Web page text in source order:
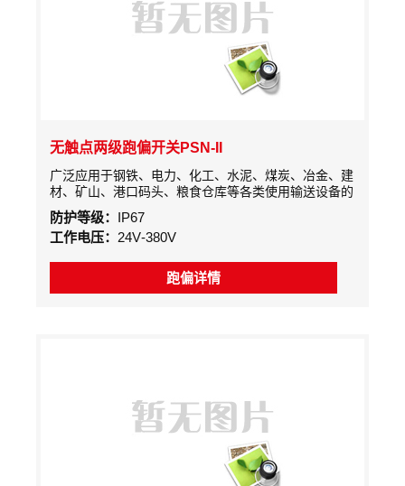
无触点两级跑偏开关PSN-II
广泛应用于钢铁、电力、化工、水泥、煤炭、冶金、建
材、矿山、港口码头、粮食仓库等各类使用输送设备的
行业属机电一体的新技术产品。对于皮带输送机、拉链
机、刮板机、提升机及传动机械出现的跑偏、错位等故
障时，能及时向微机控制系统发送警示信号或直接停
防护等级： IP67
工作电压： 24V-380V
跑偏详情